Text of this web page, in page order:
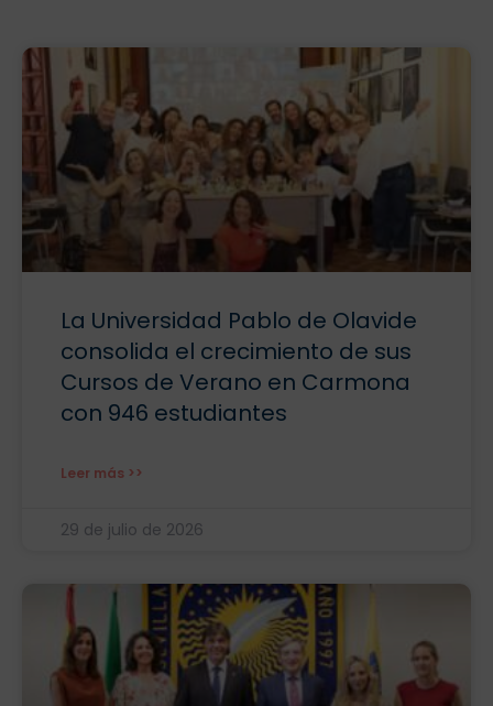
La Universidad Pablo de Olavide
consolida el crecimiento de sus
Cursos de Verano en Carmona
con 946 estudiantes
Leer más >>
29 de julio de 2026